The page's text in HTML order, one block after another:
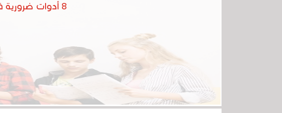
8 أدوات ضرورية في الروتين اليومي لنجاح كل طالب جامعي